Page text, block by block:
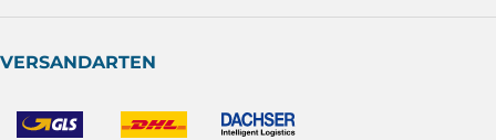
VERSANDARTEN